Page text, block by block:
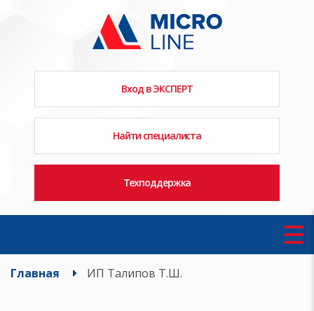
Вход в ЭКСПЕРТ
Найти специалиста
Техподдержка
Главная ИП Талипов Т.Ш.